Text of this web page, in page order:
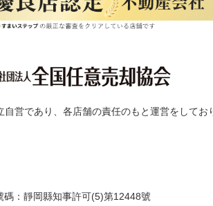
営であり、各店舗の責任のもと運営をしてお
碼：靜岡縣知事許可(5)第12448號